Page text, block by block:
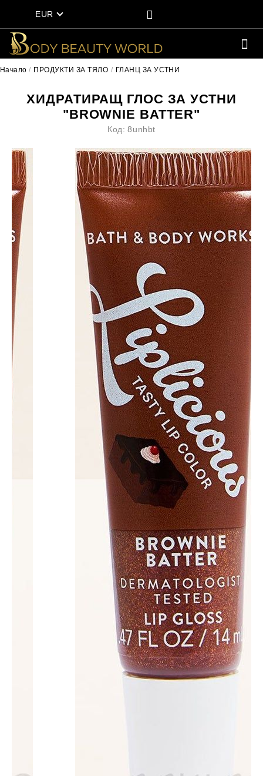
EUR
Начало ПРОДУКТИ ЗА ТЯЛО ГЛАНЦ ЗА УСТНИ
ХИДРАТИРАЩ ГЛОС ЗА УСТНИ
"BROWNIE BATTER"
Код: 8unhbt